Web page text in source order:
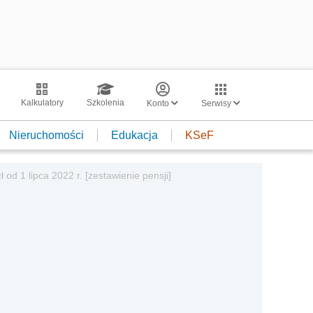
Kalkulatory Szkolenia Konto Serwisy
Nieruchomości Edukacja KSeF
od 1 lipca 2022 r. [zestawienie pensji]